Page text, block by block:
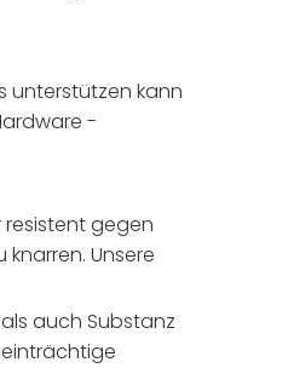
unterstützen kann
-
resistent gegen
Unsere
auch Substanz